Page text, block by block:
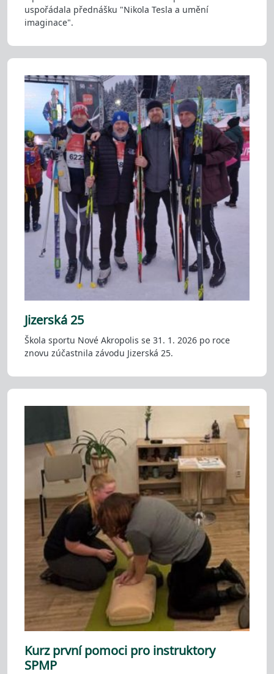
uspořádala přednášku "Nikola Tesla a umění
imaginace".
Jizerská 25
Škola sportu Nové Akropolis se 31. 1. 2026 po roce
znovu zúčastnila závodu Jizerská 25.
Kurz první pomoci pro instruktory
SPMP